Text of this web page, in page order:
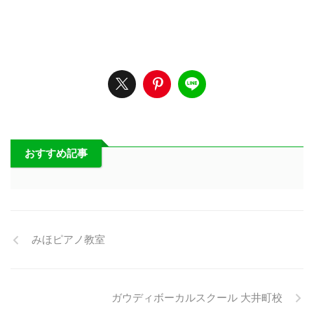
おすすめ記事
みほピアノ教室
ガウディボーカルスクール 大井町校